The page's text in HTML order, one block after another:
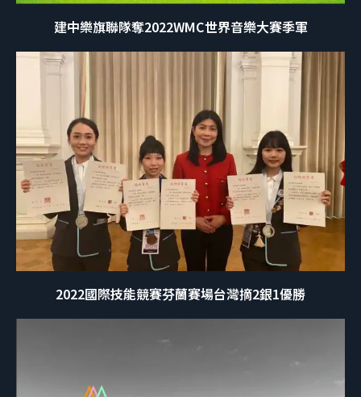
建中樂旗聯隊奪2022WMC世界音樂大賽季軍
2022國際技能競賽芬蘭賽場台灣摘2銀1優勝